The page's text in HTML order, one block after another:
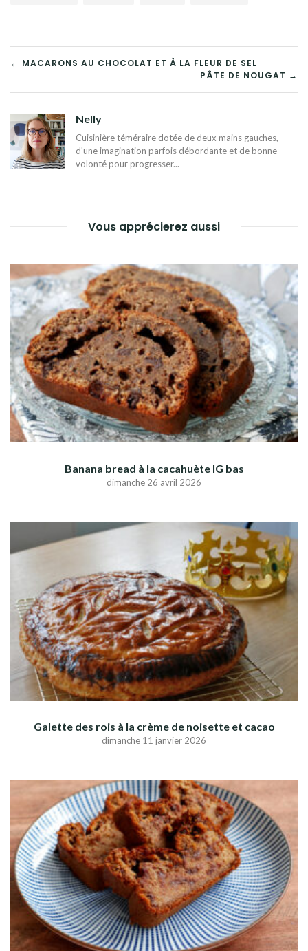
NAVIGATION
DE
L’ARTICLE
← MACARONS AU CHOCOLAT ET À LA FLEUR DE SEL
PÂTE DE NOUGAT →
Nelly
Cuisinière téméraire dotée de deux mains gauches,
d'une imagination parfois débordante et de bonne
volonté pour progresser...
Vous apprécierez aussi
Banana bread à la cacahuète IG bas
dimanche 26 avril 2026
Galette des rois à la crème de noisette et cacao
dimanche 11 janvier 2026